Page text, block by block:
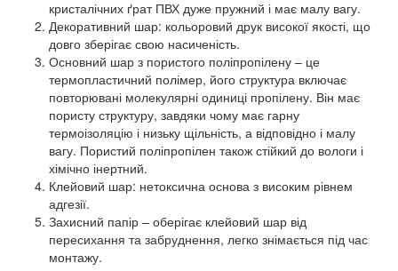
кристалічних ґрат ПВХ дуже пружний і має малу вагу.
Декоративний шар: кольоровий друк високої якості, що
довго зберігає свою насиченість.
Основний шар з пористого поліпропілену – це
термопластичний полімер, його структура включає
повторювані молекулярні одиниці пропілену. Він має
пористу структуру, завдяки чому має гарну
термоізоляцію і низьку щільність, а відповідно і малу
вагу. Пористий поліпропілен також стійкий до вологи і
хімічно інертний.
Клейовий шар: нетоксична основа з високим рівнем
адгезії.
Захисний папір – оберігає клейовий шар від
пересихання та забруднення, легко знімається під час
монтажу.